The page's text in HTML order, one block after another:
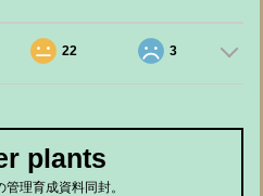
22 3
plants
理育成資料同封。